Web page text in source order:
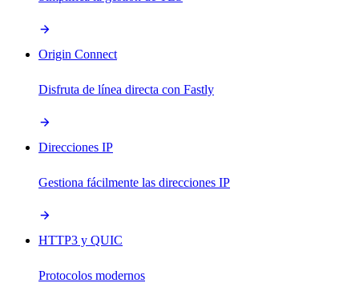
Origin Connect
Disfruta de línea directa con Fastly
Direcciones IP
Gestiona fácilmente las direcciones IP
HTTP3 y QUIC
Protocolos modernos